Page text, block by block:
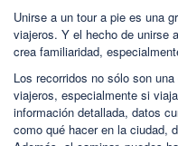
Unirse a un tour a pie es una
viajeros. Y el hecho de unirse
crea familiaridad,
Los recorridos no sólo son
viajeros, especialmente si
información detallada, datos
como qué hacer en la ciudad,